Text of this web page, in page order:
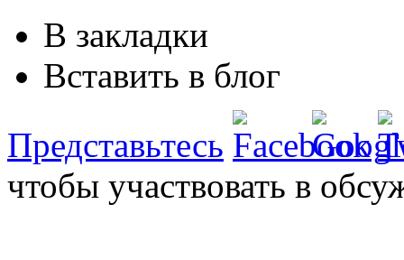
В закладки
Вставить в блог
Представьтесь
чтобы участвовать в